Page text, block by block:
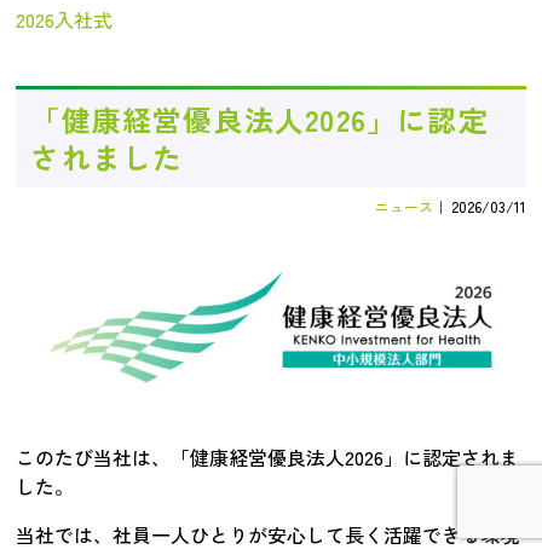
2026入社式
「健康経営優良法人2026」に認定
されました
ニュース ｜ 2026/03/11
このたび当社は、「健康経営優良法人2026」に認定されま
した。
当社では、社員一人ひとりが安心して長く活躍できる環境